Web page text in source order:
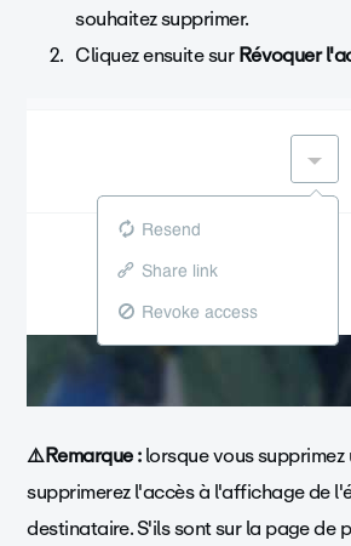
souhaitez supprimer.
Cliquez ensuite surRévoquer
⚠️Remarque :lorsque vous
supprimerez l'accès à l'affichage de
destinataire. S'ils sont sur la page de